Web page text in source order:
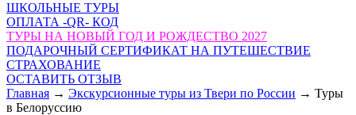
ШКОЛЬНЫЕ ТУРЫ
ОПЛАТА -QR- КОД
ТУРЫ НА НОВЫЙ ГОД И РОЖДЕСТВО 2027
ПОДАРОЧНЫЙ СЕРТИФИКАТ НА ПУТЕШЕСТВИЕ
СТРАХОВАНИЕ
ОСТАВИТЬ ОТЗЫВ
Главная → Экскурсионные туры из Твери по России → Туры
в Белоруссию